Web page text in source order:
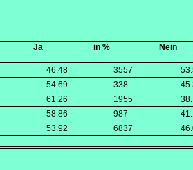
Ja in % Nein
46.48 3557
54.69 338
61.26 1955
58.86 987
53.92 6837